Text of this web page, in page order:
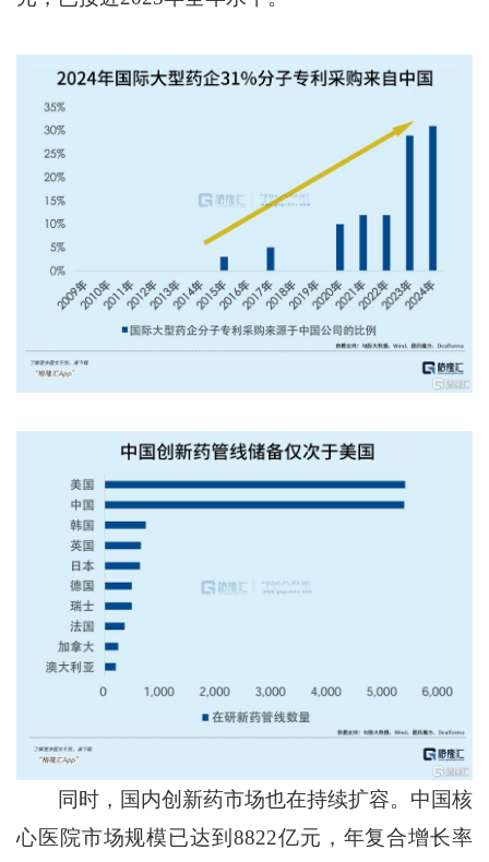
同时，国内创新药市场也在持续扩容。中国核
心医院市场规模已达到8822亿元，年复合增长率